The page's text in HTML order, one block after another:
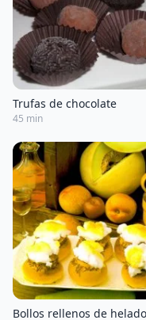
Trufas de chocolate
45 min
Bollos rellenos de